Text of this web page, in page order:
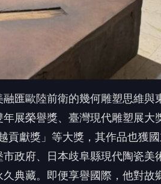
典藏。即便享譽國際，他對故
能量轉化為深耕在地、回饋鄉
❤️
愛